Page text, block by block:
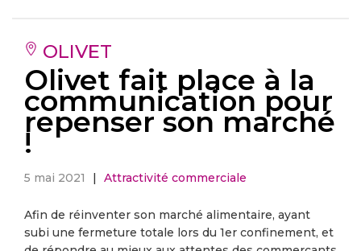
OLIVET
Olivet fait place à la
communication pour
repenser son marché
!
5 mai 2021 | Attractivité commerciale
Afin de réinventer son marché alimentaire, ayant
subi une fermeture totale lors du 1er confinement, et